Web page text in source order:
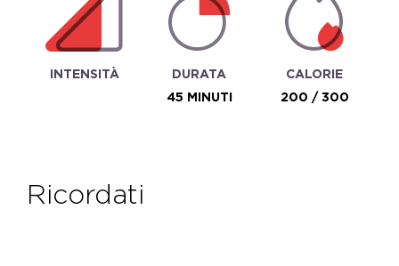
INTENSITÀ
DURATA
45 MINUTI
CALORIE
200 / 300
ricordati